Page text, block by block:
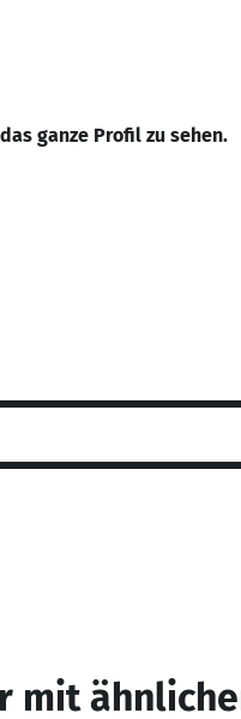
ganze Profil zu sehen.
mit